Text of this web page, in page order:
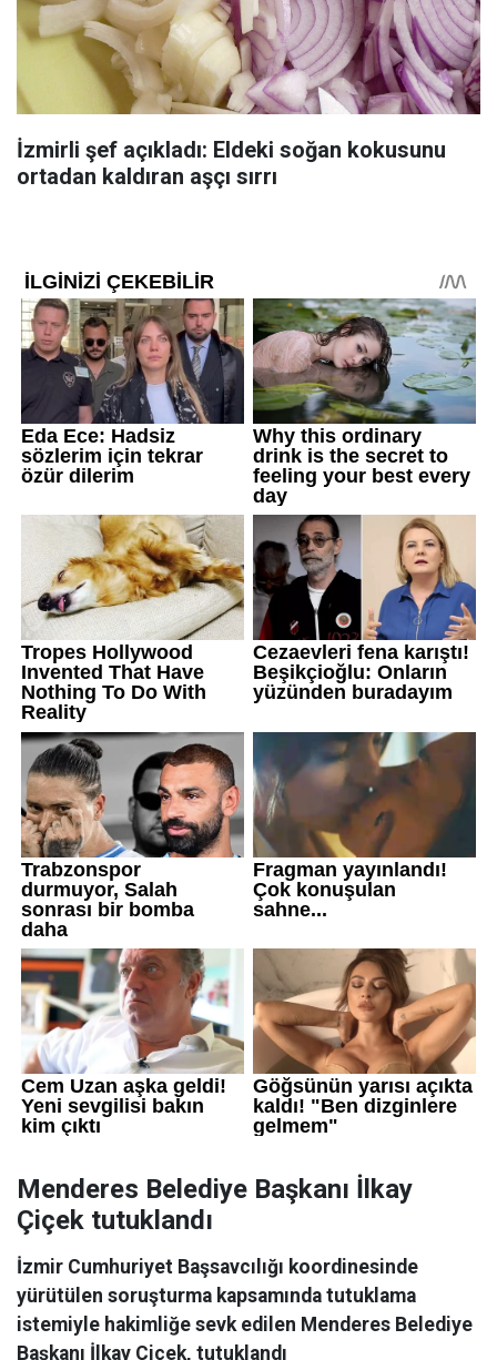
İzmirli şef açıkladı: Eldeki soğan kokusunu
ortadan kaldıran aşçı sırrı
Menderes Belediye Başkanı İlkay
Çiçek tutuklandı
İzmir Cumhuriyet Başsavcılığı koordinesinde
yürütülen soruşturma kapsamında tutuklama
istemiyle hakimliğe sevk edilen Menderes Belediye
Başkanı İlkay Çiçek, tutuklandı